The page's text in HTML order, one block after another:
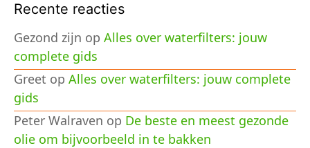
Recente reacties
Gezond zijn op Alles over waterfilters: jouw
complete gids
Greet op Alles over waterfilters: jouw complete
gids
Peter Walraven op De beste en meest gezonde
olie om bijvoorbeeld in te bakken